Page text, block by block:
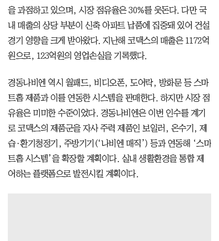
을 과점하고 있으며, 시장 점유율은 30%를 웃돈다. 다만 국
내 매출의 상당 부분이 신축 아파트 납품에 집중돼 있어 건설
경기 영향을 크게 받아왔다. 지난해 코맥스의 매출은 1172억
원으로, 123억원의 영업손실을 기록했다.
경동나비엔 역시 월패드, 비디오폰, 도어락, 방화문 등 스마
트홈 제품과 이를 연동한 시스템을 판매한다. 하지만 시장 점
유율은 미미한 수준이었다. 경동나비엔은 이번 인수를 계기
로 코맥스의 제품군을 자사 주력 제품인 보일러, 온수기, 제
습·환기청정기, 주방기기(‘나비엔 매직’) 등과 연동해 ‘스마
트홈 시스템’을 확장할 계획이다. 실내 생활환경을 통합 제
어하는 플랫폼으로 발전시킬 계획이다.